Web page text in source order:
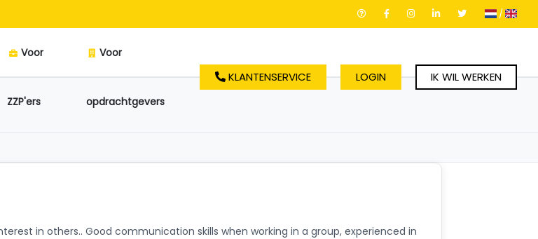
/
Voor
ZZP'ers
Voor
opdrachtgevers
KLANTENSERVICE LOGIN IK WIL WERKEN
in others.. Good communication skills when working in a group, experienced in